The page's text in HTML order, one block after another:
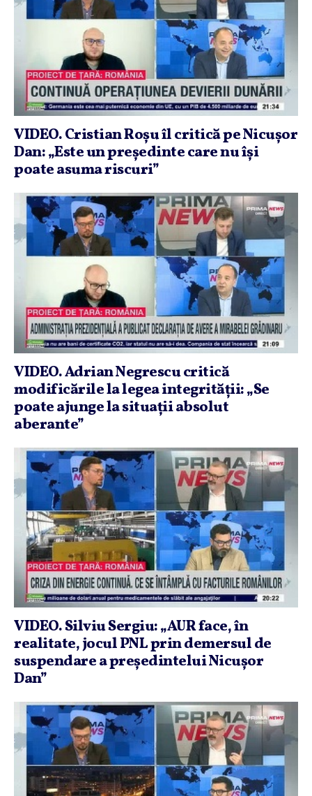
VIDEO. Cristian Roşu îl critică pe Nicuşor
Dan: „Este un preşedinte care nu îşi
poate asuma riscuri”
VIDEO. Adrian Negrescu critică
modificările la legea integrităţii: „Se
poate ajunge la situaţii absolut
aberante”
VIDEO. Silviu Sergiu: „AUR face, în
realitate, jocul PNL prin demersul de
suspendare a preşedintelui Nicuşor
Dan”